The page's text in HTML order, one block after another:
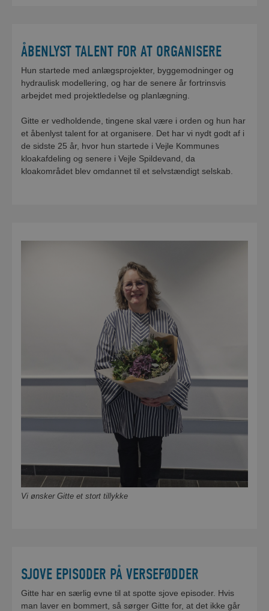
ÅBENLYST TALENT FOR AT ORGANISERE
Hun startede med anlægsprojekter, byggemodninger og
hydraulisk modellering, og har de senere år fortrinsvis
arbejdet med projektledelse og planlægning.
Gitte er vedholdende, tingene skal være i orden og hun har
et åbenlyst talent for at organisere. Det har vi nydt godt af i
de sidste 25 år, hvor hun startede i Vejle Kommunes
kloakafdeling og senere i Vejle Spildevand, da
kloakområdet blev omdannet til et selvstændigt selskab.
Vi ønsker Gitte et stort tillykke
SJOVE EPISODER PÅ VERSEFØDDER
Gitte har en særlig evne til at spotte sjove episoder. Hvis
man laver en bommert, så sørger Gitte for, at det ikke går